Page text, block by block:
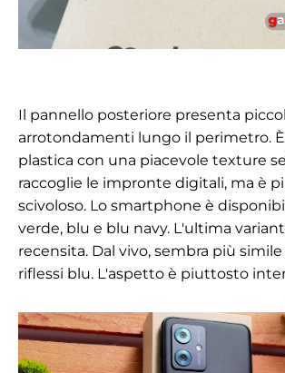
Il pannello posteriore presenta
arrotondamenti lungo il perimetro.
plastica con una piacevole texture
raccoglie le impronte digitali, ma è
scivoloso. Lo smartphone è
verde, blu e blu navy. L'ultima
recensita. Dal vivo, sembra più
riflessi blu. L'aspetto è piuttosto